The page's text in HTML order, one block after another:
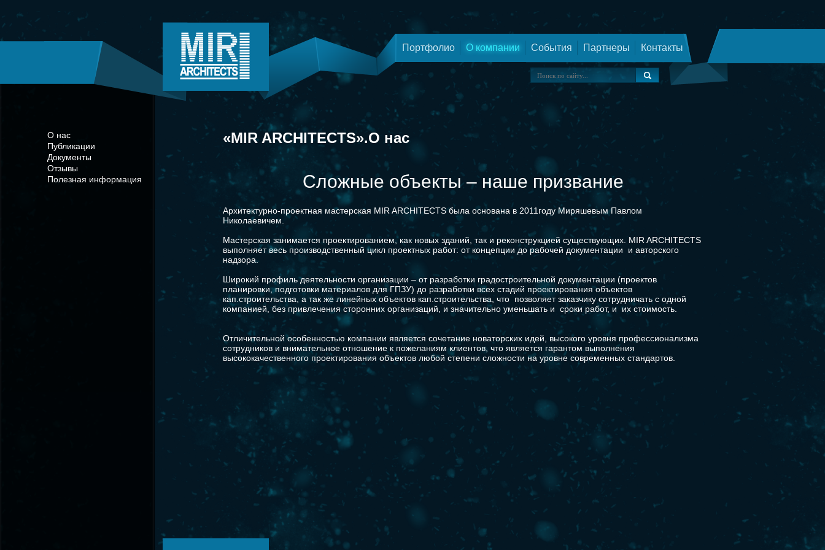
Портфолио О компании События Партнеры Контакты
О нас
Публикации
Документы
Отзывы
Полезная информация
«MIR ARCHITECTS».О нас
Сложные объекты – наше призвание
Архитектурно-проектная мастерская MIR ARCHITECTS была основана в 2011году Миряшевым Павлом
Николаевичем.
Мастерская занимается проектированием, как новых зданий, так и реконструкцией существующих. MIR ARCHITECTS
выполняет весь производственный цикл проектных работ: от концепции до рабочей документации и авторского
надзора.
Широкий профиль деятельности организации – от разработки градостроительной документации (проектов
планировки, подготовки материалов для ГПЗУ) до разработки всех стадий проектирования объектов
кап.строительства, а так же линейных объектов кап.строительства, что позволяет заказчику сотрудничать с одной
компанией, без привлечения сторонних организаций, и значительно уменьшать и сроки работ, и их стоимость.
Отличительной особенностью компании является сочетание новаторских идей, высокого уровня профессионализма
сотрудников и внимательное отношение к пожеланиям клиентов, что является гарантом выполнения
высококачественного проектирования объектов любой степени сложности на уровне современных стандартов.